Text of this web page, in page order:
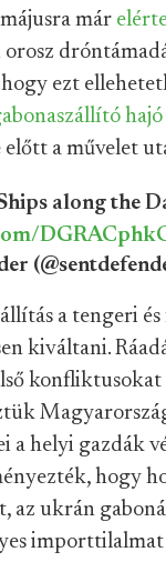
már
orosz
ezt
hajó
a művelet
along the
a tengeri
kiváltani.
a helyi gazdák
hogy
az ukrán